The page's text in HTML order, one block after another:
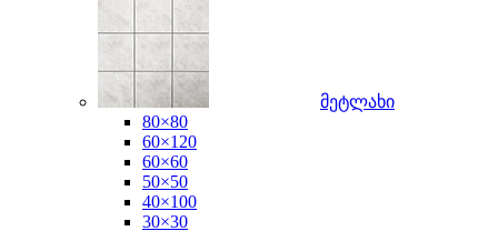
მეტლახი
80×80
60×120
60×60
50×50
40×100
30×30